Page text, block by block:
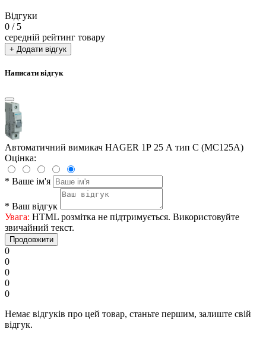
Відгуки
0 / 5
середній рейтинг товару
+ Додати відгук
Написати відгук
Автоматичний вимикач HAGER 1Р 25 А тип С (MC125A)
Оцінка:
* Ваше ім'я
* Ваш відгук
Увага: HTML розмітка не підтримується. Використовуйте
звичайний текст.
Продовжити
0
0
0
0
0
Немає відгуків про цей товар, станьте першим, залиште свій
відгук.